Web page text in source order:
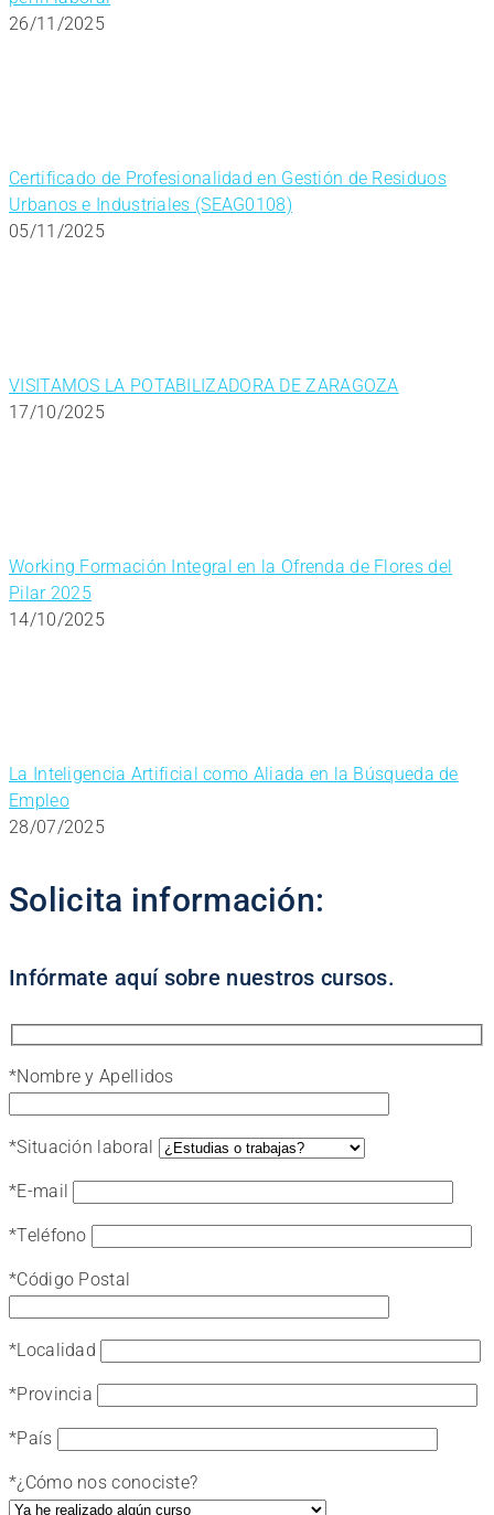
26/11/2025
Certificado de Profesionalidad en Gestión de Residuos
Urbanos e Industriales (SEAG0108)
05/11/2025
VISITAMOS LA POTABILIZADORA DE ZARAGOZA
17/10/2025
Working Formación Integral en la Ofrenda de Flores del
Pilar 2025
14/10/2025
La Inteligencia Artificial como Aliada en la Búsqueda de
Empleo
28/07/2025
Solicita información:
Infórmate aquí sobre nuestros cursos.
*Nombre y Apellidos
*Situación laboral
*E-mail
*Teléfono
*Código Postal
*Localidad
*Provincia
*País
*¿Cómo nos conociste?